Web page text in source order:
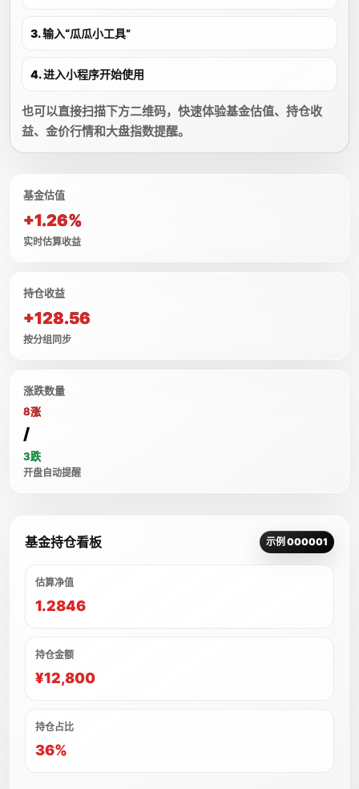
3. 输入“瓜瓜小工具”
4. 进入小程序开始使用
也可以直接扫描下方二维码，快速体验基金估值、持仓收
益、金价行情和大盘指数提醒。
基金估值
+1.26%
实时估算收益
持仓收益
+128.56
按分组同步
涨跌数量
8涨
/
3跌
开盘自动提醒
基金持仓看板 示例 000001
估算净值
1.2846
持仓金额
¥12,800
持仓占比
36%